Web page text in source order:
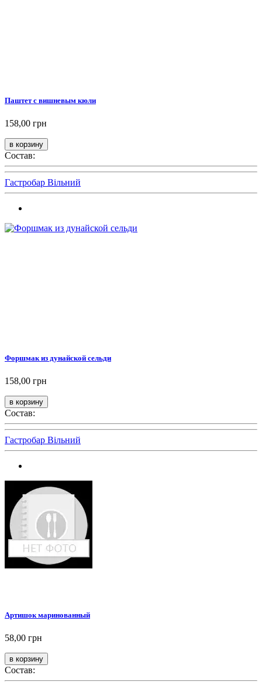
Паштет с вишневым кюли
158,00 грн
Состав:
Гастробар Вільний
Форшмак из дунайской сельди
158,00 грн
Состав:
Гастробар Вільний
Артишок маринованный
58,00 грн
Состав: